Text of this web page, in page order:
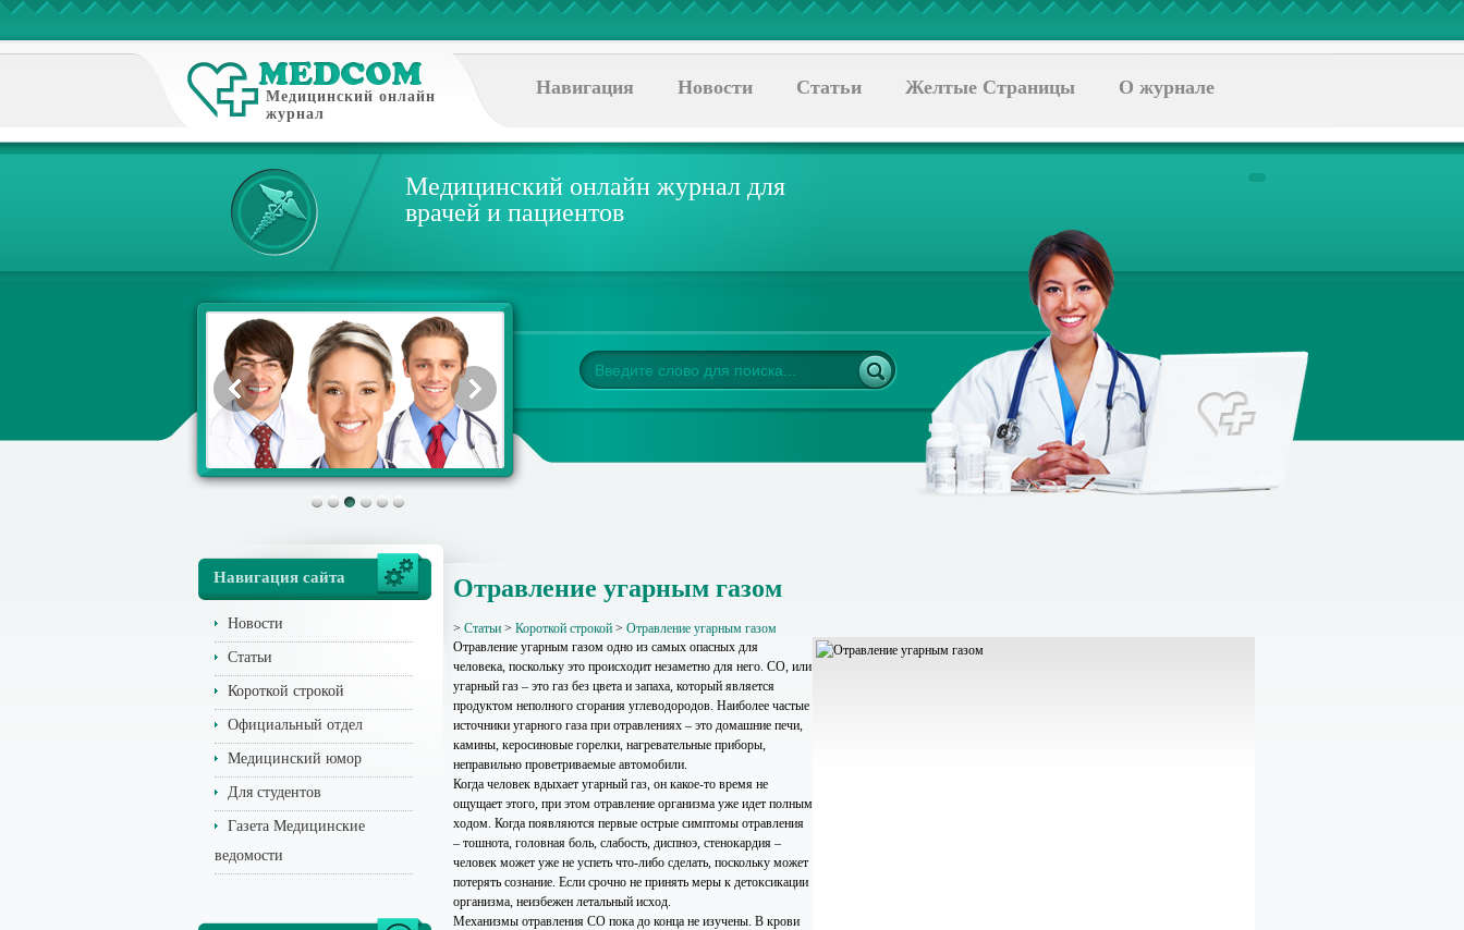
Медицинский онлайн
журнал
Навигация Новости Статьи Желтые Страницы О журнале
Медицинский онлайн журнал для
врачей и пациентов
Навигация сайта
Новости
Статьи
Короткой строкой
Официальный отдел
Медицинский юмор
Для студентов
Газета Медицинские
ведомости
Отравление угарным газом
> Статьи > Короткой строкой > Отравление угарным газом
Отравление угарным газом одно из самых опасных для
человека, поскольку это происходит незаметно для него. СО, или
угарный газ – это газ без цвета и запаха, который является
продуктом неполного сгорания углеводородов. Наиболее частые
источники угарного газа при отравлениях – это домашние печи,
камины, керосиновые горелки, нагревательные приборы,
неправильно проветриваемые автомобили.
Когда человек вдыхает угарный газ, он какое-то время не
ощущает этого, при этом отравление организма уже идет полным
ходом. Когда появляются первые острые симптомы отравления
– тошнота, головная боль, слабость, диспноэ, стенокардия –
человек может уже не успеть что-либо сделать, поскольку может
потерять сознание. Если срочно не принять меры к детоксикации
организма, неизбежен летальный исход.
Механизмы отравления СО пока до конца не изучены. В крови